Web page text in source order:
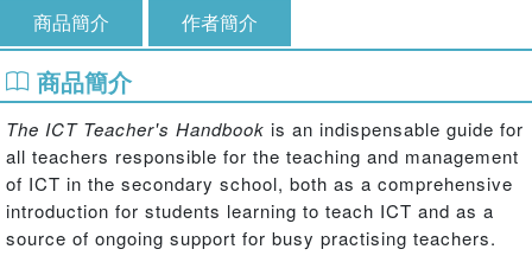
商品簡介 作者簡介
商品簡介
The ICT Teacher's Handbook is an indispensable guide for
all teachers responsible for the teaching and management
of ICT in the secondary school, both as a comprehensive
introduction for students learning to teach ICT and as a
source of ongoing support for busy practising teachers.